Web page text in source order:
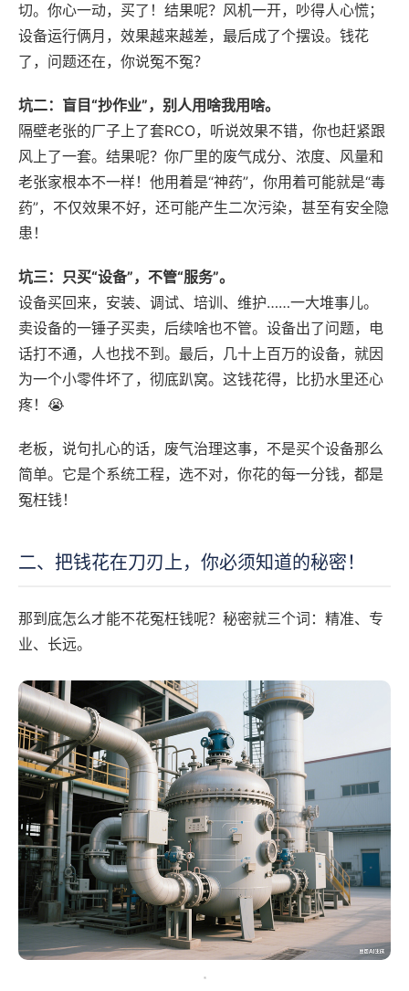
切。你心一动，买了！结果呢？风机一开，吵得人心慌；
设备运行俩月，效果越来越差，最后成了个摆设。钱花
了，问题还在，你说冤不冤？
坑二：盲目“抄作业”，别人用啥我用啥。
隔壁老张的厂子上了套RCO，听说效果不错，你也赶紧跟
风上了一套。结果呢？你厂里的废气成分、浓度、风量和
老张家根本不一样！他用着是“神药”，你用着可能就是“毒
药”，不仅效果不好，还可能产生二次污染，甚至有安全隐
患！
坑三：只买“设备”，不管“服务”。
设备买回来，安装、调试、培训、维护……一大堆事儿。
卖设备的一锤子买卖，后续啥也不管。设备出了问题，电
话打不通，人也找不到。最后，几十上百万的设备，就因
为一个小零件坏了，彻底趴窝。这钱花得，比扔水里还心
疼！😭
老板，说句扎心的话，废气治理这事，不是买个设备那么
简单。它是个系统工程，选不对，你花的每一分钱，都是
冤枉钱！
二、把钱花在刀刃上，你必须知道的秘密！
那到底怎么才能不花冤枉钱呢？秘密就三个词：精准、专
业、长远。